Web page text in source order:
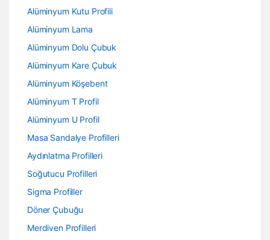
Alüminyum Kutu Profili
Alüminyum Lama
Alüminyum Dolu Çubuk
Alüminyum Kare Çubuk
Alüminyum Köşebent
Alüminyum T Profil
Alüminyum U Profil
Masa Sandalye Profilleri
Aydınlatma Profilleri
Soğutucu Profilleri
Sigma Profiller
Döner Çubuğu
Merdiven Profilleri